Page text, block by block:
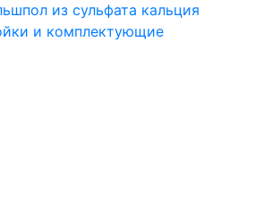
из сульфата кальция
и комплектующие